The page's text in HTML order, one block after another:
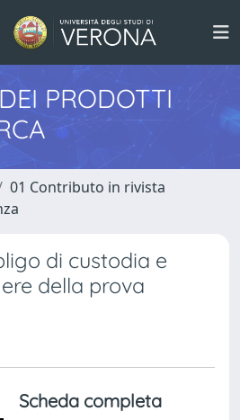
PRODOTTI
01 Contributo in rivista
di custodia e
della prova
Scheda completa